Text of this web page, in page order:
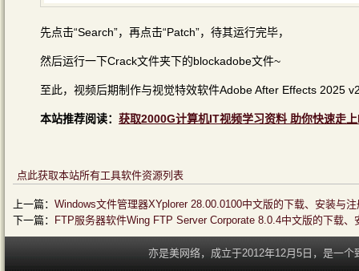
先点击“Search”，再点击“Patch”，待其运行完毕，
然后运行一下Crack文件夹下的blockadobe文件~
至此，视频后期制作与视觉特效软件Adobe After Effects 2025
本站推荐阅读： 获取2000G计算机IT视频学习资料 助你快速走
点此获取本站所有工具软件资源列表
上一篇： Windows文件管理器XYplorer 28.00.0100中文版的下载、安装与
下一篇：
FTP服务器软件Wing FTP Server Corporate 8.0.4中文版的下载、
亦是美网络，成立于2012年12月5日，是一